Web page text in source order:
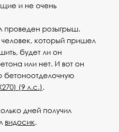
и не очень
розыгрыш.
который пришел
будет ли он
или нет. И вот он
бетоноотделочную
(9 л.с.).
дней получил
видосик.